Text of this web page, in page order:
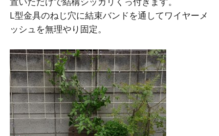
L型金具のねじ穴に結束バンドを通してワイヤーメ
ッシュを無理やり固定。